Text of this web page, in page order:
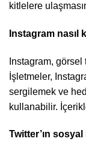
kitlelere
Instagram nasıl
Instagram,
İşletmeler,
sergilemek ve
kullanabilir.
Twitter’ın